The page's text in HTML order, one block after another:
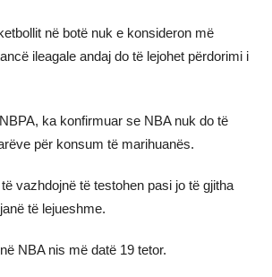
në botë nuk e konsideron më
ileagale andaj do të lejohet përdorimi i
ka konfirmuar se NBA nuk do të
për konsum të marihuanës.
vazhdojnë të testohen pasi jo të gjitha
të lejueshme.
NBA nis më datë 19 tetor.